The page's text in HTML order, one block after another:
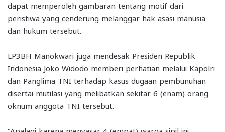
dapat memperoleh gambaran tentang motif dari
peristiwa yang cenderung melanggar hak asasi manusia
dan hukum tersebut.
LP3BH Manokwari juga mendesak Presiden Republik
Indonesia Joko Widodo memberi perhatian melalui Kapolri
dan Panglima TNI terhadap kasus dugaan pembunuhan
disertai mutilasi yang melibatkan sekitar 6 (enam) orang
oknum anggota TNI tersebut.